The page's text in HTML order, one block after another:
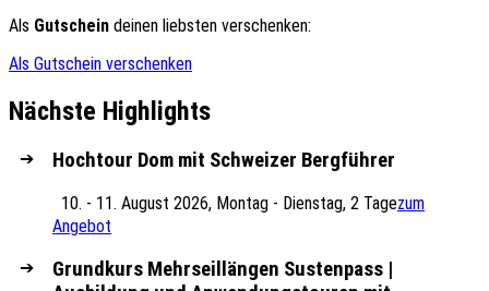
Als Gutschein deinen liebsten verschenken:
Als Gutschein verschenken
Nächste Highlights
Hochtour Dom mit Schweizer Bergführer
10. - 11. August 2026, Montag - Dienstag, 2 Tagezum
Angebot
Grundkurs Mehrseillängen Sustenpass |